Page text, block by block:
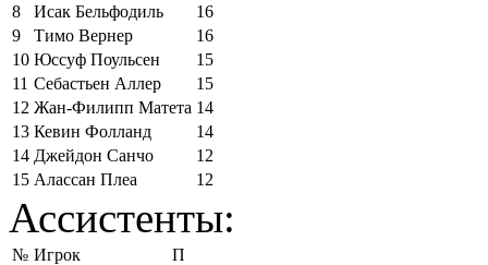
8
Исак Бельфодиль
16
9
Тимо Вернер
16
10 Юссуф Поульсен
15
11 Себастьен Аллер
15
12 Жан-Филипп Матета 14
13 Кевин Фолланд
14
14 Джейдон Санчо
12
15 Алассан Плеа 12
Ассистенты:
№ Игрок
П